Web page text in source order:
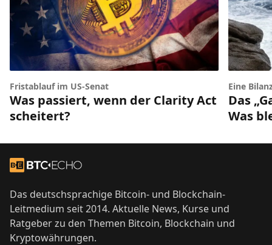
Fristablauf im US-Senat
Was passiert, wenn der Clarity Act
scheitert?
Eine
Das
Was
Zur Startseite
Das deutschsprachige Bitcoin- und Blockchain-
Leitmedium seit 2014. Aktuelle News, Kurse und
Ratgeber zu den Themen Bitcoin, Blockchain und
Kryptowährungen.